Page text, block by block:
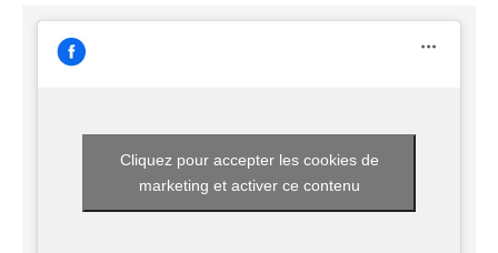
Cliquez pour accepter les cookies de
marketing et activer ce contenu